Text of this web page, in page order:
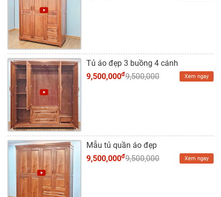
Phẩm
Khác
Giới
Thiệu
Dự
Kiến
Thức
Tủ áo đẹp 3 buồng 4 cánh
9,500,000đ9,500,000 Xem ngay
Mẫu tủ quần áo đẹp
9,500,000đ9,500,000 Xem ngay